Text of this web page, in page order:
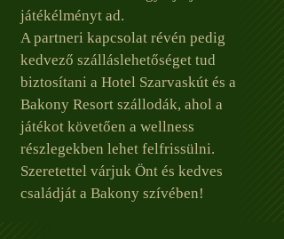
játékélményt ad.
A partneri kapcsolat révén pedig
kedvező szálláslehetőséget tud
biztosítani a Hotel Szarvaskút és a
Bakony Resort szállodák, ahol a
játékot követően a wellness
részlegekben lehet felfrissülni.
Szeretettel várjuk Önt és kedves
családját a Bakony szívében!